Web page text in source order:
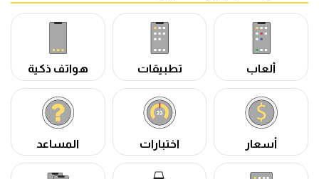
ألعاب تطبيقات هواتف ذكية
أسعار اختبارات المساعد